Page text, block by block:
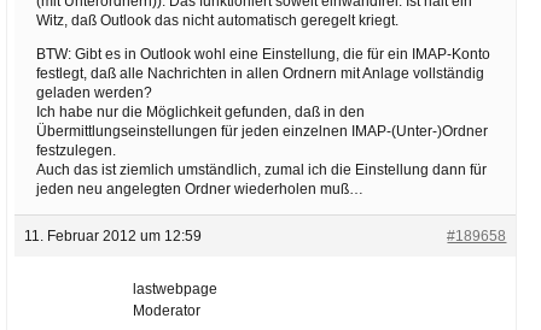
Witz, daß Outlook das nicht automatisch geregelt kriegt.
BTW: Gibt es in Outlook wohl eine Einstellung, die für ein IMAP-Konto
festlegt, daß alle Nachrichten in allen Ordnern mit Anlage vollständig
geladen werden?
Ich habe nur die Möglichkeit gefunden, daß in den
Übermittlungseinstellungen für jeden einzelnen IMAP-(Unter-)Ordner
festzulegen.
Auch das ist ziemlich umständlich, zumal ich die Einstellung dann für
jeden neu angelegten Ordner wiederholen muß…
11. Februar 2012 um 12:59 #189658
lastwebpage
Moderator